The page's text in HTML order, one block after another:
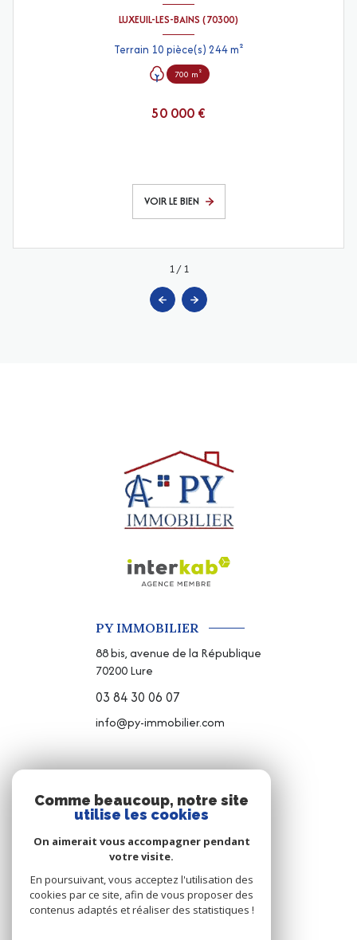
LUXEUIL-LES-BAINS (70300)
Terrain 10 pièce(s) 244 m²
700 m²
50 000 €
VOIR LE BIEN
1/1
PY IMMOBILIER
88 bis, avenue de la République
70200Lure
03 84 30 06 07
info@py-immobilier.com
NOUS SUIVRE
Comme beaucoup, notre site
utilise les cookies
On aimerait vous accompagner pendant
votre visite.
En poursuivant, vous acceptez l'utilisation des
cookies par ce site, afin de vous proposer des
contenus adaptés et réaliser des statistiques !